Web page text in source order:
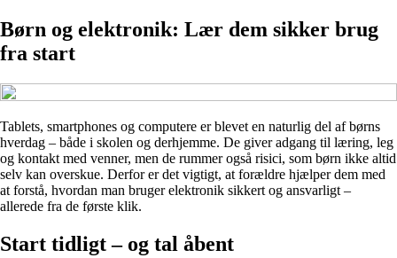
Børn og elektronik: Lær dem sikker brug
fra start
Tablets, smartphones og computere er blevet en naturlig del af børns
hverdag – både i skolen og derhjemme. De giver adgang til læring, leg
og kontakt med venner, men de rummer også risici, som børn ikke altid
selv kan overskue. Derfor er det vigtigt, at forældre hjælper dem med
at forstå, hvordan man bruger elektronik sikkert og ansvarligt –
allerede fra de første klik.
Start tidligt – og tal åbent